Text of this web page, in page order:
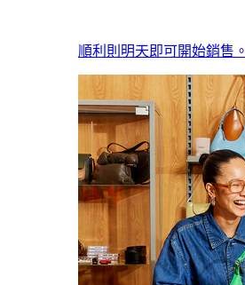
順利則明天即可開始銷售。